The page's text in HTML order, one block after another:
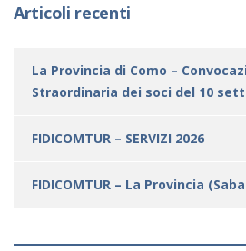
Articoli recenti
La Provincia di Como –
Straordinaria dei soci del 10
FIDICOMTUR – SERVIZI 2026
FIDICOMTUR – La Provincia